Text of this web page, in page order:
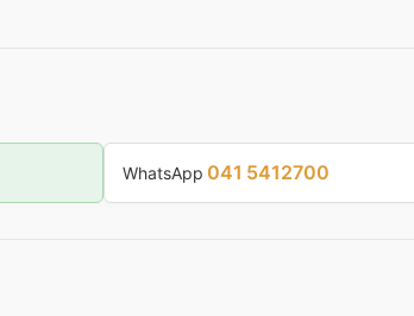
WhatsApp 041 5412700